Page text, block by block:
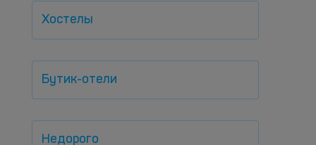
Хостелы
Бутик-отели
Недорого